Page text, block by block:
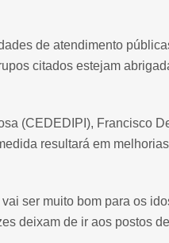
de atendimento
citados estejam
(CEDEDIPI), Francisco
resultará em
ser muito bom para os
deixam de ir aos postos